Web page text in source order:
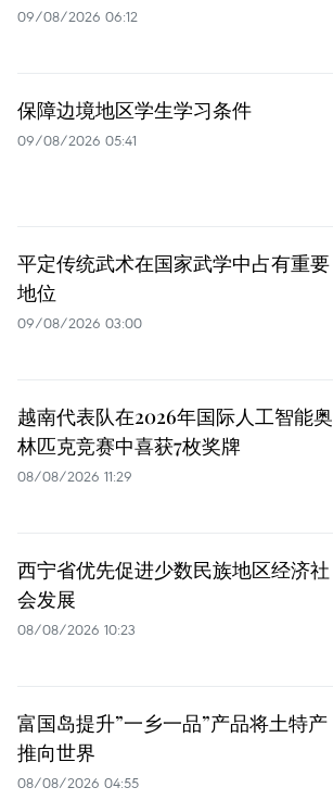
09/08/2026 06:12
保障边境地区学生学习条件
09/08/2026 05:41
平定传统武术在国家武学中占有重要
地位
09/08/2026 03:00
越南代表队在2026年国际人工智能奥
林匹克竞赛中喜获7枚奖牌
08/08/2026 11:29
西宁省优先促进少数民族地区经济社
会发展
08/08/2026 10:23
富国岛提升”一乡一品”产品将土特产
推向世界
08/08/2026 04:55